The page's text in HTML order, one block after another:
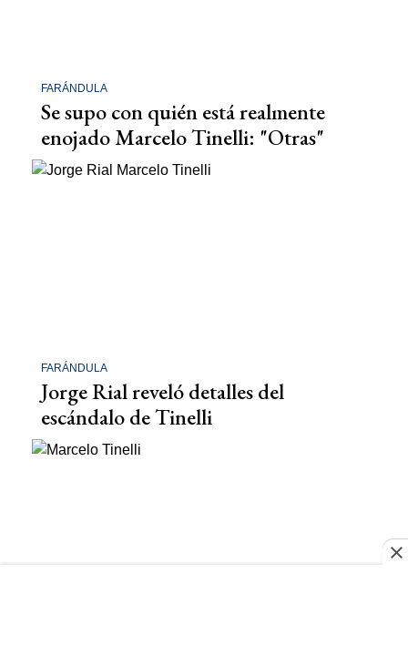
FARÁNDULA
Se supo con quién está realmente
enojado Marcelo Tinelli: "Otras"
FARÁNDULA
Jorge Rial reveló detalles del
escándalo de Tinelli